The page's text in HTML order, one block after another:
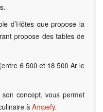
d’Hôtes que propose la
propose des tables de
6 500 et 18 500 Ar le
concept, vous permet
à Ampefy.